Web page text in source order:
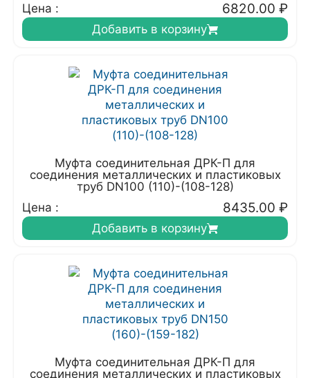
Цена :
6820.00 ₽
Добавить в корзину
Муфта соединительная ДРК-П для
соединения металлических и пластиковых
труб DN100 (110)-(108-128)
Цена :
8435.00 ₽
Добавить в корзину
Муфта соединительная ДРК-П для
соединения металлических и пластиковых